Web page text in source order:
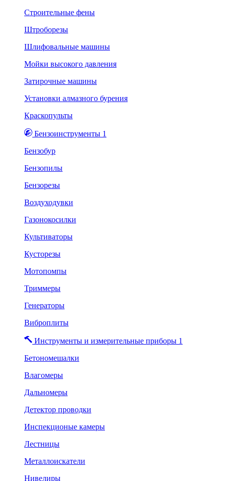
Строительные фены
Штроборезы
Шлифовальные машины
Мойки высокого давления
Затирочные машины
Установки алмазного бурения
Краскопульты
Бензоинструменты 1
Бензобур
Бензопилы
Бензорезы
Воздуходувки
Газонокосилки
Культиваторы
Кусторезы
Мотопомпы
Триммеры
Генераторы
Виброплиты
Инструменты и измерительные приборы 1
Бетономешалки
Влагомеры
Дальномеры
Детектор проводки
Инспекционые камеры
Лестницы
Металлоискатели
Нивелиры